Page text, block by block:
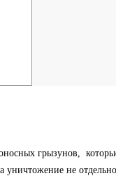
грызунов,
уничтожение не отдельно